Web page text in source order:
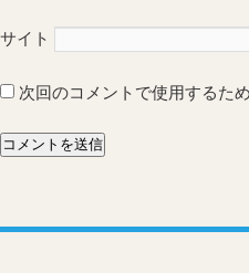
サイト
次回のコメントで使用するた